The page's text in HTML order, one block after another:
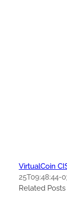
VirtualCoin
25T09:48:44-
Related Posts